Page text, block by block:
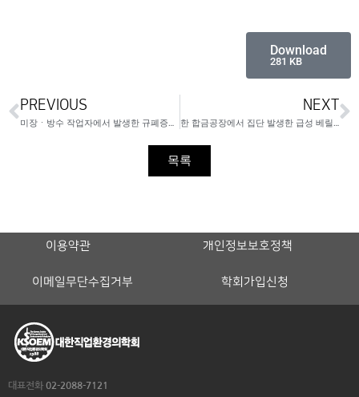
Download
281 KB
PREVIOUS
미장ㆍ방수 작업자에서 발생한 규폐증과 폐암 증례
NEXT
한 합금공장에서 집단 발생한 급성 베릴륨 질환
목록
이용약관 개인정보보호정책
이메일무단수집거부 학회가입신청
대표전화 02-2088-7121